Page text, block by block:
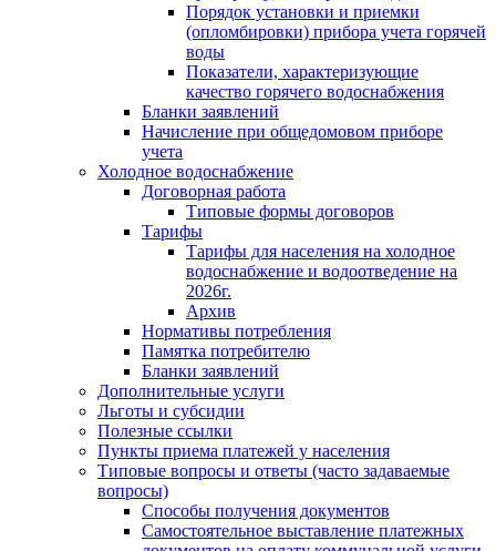
Порядок установки и приемки
(опломбировки) прибора учета горячей
воды
Показатели, характеризующие
качество горячего водоснабжения
Бланки заявлений
Начисление при общедомовом приборе
учета
Холодное водоснабжение
Договорная работа
Типовые формы договоров
Тарифы
Тарифы для населения на холодное
водоснабжение и водоотведение на
2026г.
Архив
Нормативы потребления
Памятка потребителю
Бланки заявлений
Дополнительные услуги
Льготы и субсидии
Полезные ссылки
Пункты приема платежей у населения
Типовые вопросы и ответы (часто задаваемые
вопросы)
Способы получения документов
Самостоятельное выставление платежных